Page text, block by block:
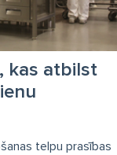
kas atbilst
telpu prasības